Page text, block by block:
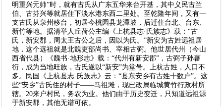
明重兴元帅”时，就有古氏从广东五华来台开基，其中义民古兰
伯、古芬兴等就居住下淡水港东西二里处。至乾隆年间，又有一
支古氏从泉州移台，初居今桃园县龙潭坡，后迁住台北、台东、
新竹等地。据清举人丘荷公主编《上杭县志·氏族志》载：“古
氏，新安郡，周太王古公之后，因以为氏。”新安为古姓远祖居
地，这个远祖就是北魏吏部尚书、宰相古弼。他世居代州（今山
西省代县）《魏书·地形志》载：“代州有新安郡”，古弼子孙蕃
衍，成为当地旺族，古氏遂以“新安”为堂号。上杭古姓，人口不
多。民国《上杭县志·氏族志》云：“县东安乡有古姓十数户”。这
些“安乡”古氏住的村子——马祖滩，现已改属临城黄竹行政村所
辖。20来户村民，务农为业。他们由于历史变迁，只知道远祖源
于新安郡，其他无谱可依。